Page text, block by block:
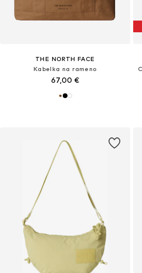
THE NORTH FACE
Kabelka na rameno
67,00 €